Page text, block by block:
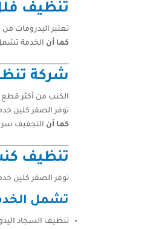
تنظيف
تعتبر البدرومات من
كما أن الخدمة تشمل
شركة
الكنب من أكثر قطع
توفر الصقر كلين
كما أن التجفيف
تنظيف
توفر الصقر كلين
تشمل
تنظيف السجاد